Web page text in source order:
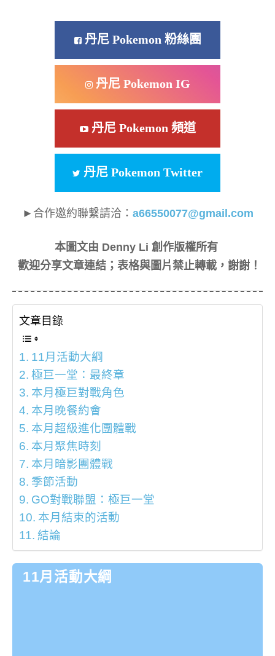
丹尼 Pokemon 粉絲團
丹尼 Pokemon IG
丹尼 Pokemon 頻道
丹尼 Pokemon Twitter
►合作邀約聯繫請洽： a66550077@gmail.com
本圖文由 Denny Li 創作版權所有
歡迎分享文章連結；表格與圖片禁止轉載，謝謝！
文章目錄
11月活動大綱
極巨一堂：最終章
本月極巨對戰角色
本月晚餐約會
本月超級進化團體戰
本月聚焦時刻
本月暗影團體戰
季節活動
GO對戰聯盟：極巨一堂
本月結束的活動
結論
11月活動大綱